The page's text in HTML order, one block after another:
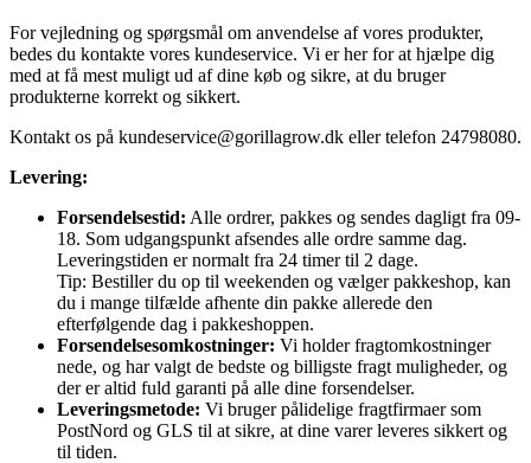
For vejledning og spørgsmål om anvendelse af vores produkter,
bedes du kontakte vores kundeservice. Vi er her for at hjælpe dig
med at få mest muligt ud af dine køb og sikre, at du bruger
produkterne korrekt og sikkert.
Kontakt os på kundeservice@gorillagrow.dk eller telefon 24798080.
Levering:
Forsendelsestid: Alle ordrer, pakkes og sendes dagligt fra 09-
18. Som udgangspunkt afsendes alle ordre samme dag.
Leveringstiden er normalt fra 24 timer til 2 dage.
Tip: Bestiller du op til weekenden og vælger pakkeshop, kan
du i mange tilfælde afhente din pakke allerede den
efterfølgende dag i pakkeshoppen.
Forsendelsesomkostninger: Vi holder fragtomkostninger
nede, og har valgt de bedste og billigste fragt muligheder, og
der er altid fuld garanti på alle dine forsendelser.
Leveringsmetode: Vi bruger pålidelige fragtfirmaer som
PostNord og GLS til at sikre, at dine varer leveres sikkert og
til tiden.